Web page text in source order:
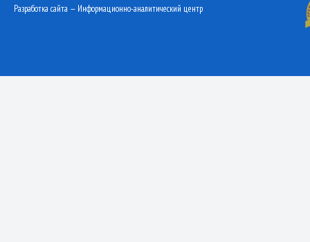
Разработка сайта — Информационно-аналитический центр